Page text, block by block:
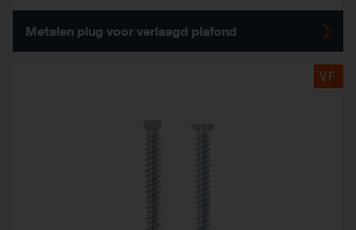
Metalen plug voor verlaagd plafond
VF